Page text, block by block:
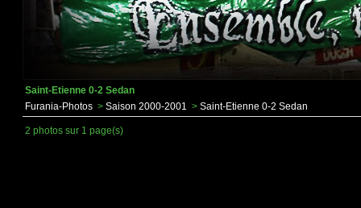
Saint-Etienne 0-2 Sedan
Furania-Photos > Saison 2000-2001 > Saint-Etienne 0-2 Sedan
2 photos sur 1 page(s)